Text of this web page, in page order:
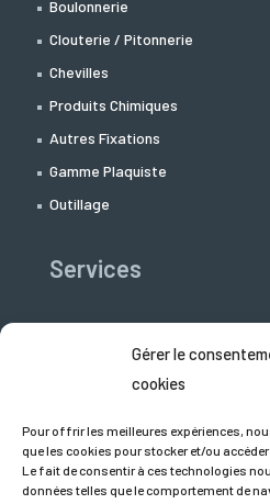
Gérer le
cookies
Pour offrir les meilleures expériences,
que les cookies pour stocker et/ou
Le fait de consentir à ces technologies
données telles que le comportement de
Boulonnerie
Clouterie / Pitonnerie
Chevilles
Produits Chimiques
Autres Fixations
Gamme Plaquiste
Outillage
Services
Support Technico-commercial
Demandez un devis